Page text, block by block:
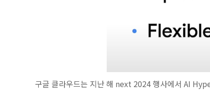
구글 클라우드는 지난 해 next 2024 행사에서 AI